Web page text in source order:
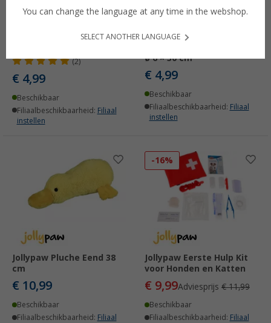
Drinkbakje Roestvrij
(2)
€ 4,99
Beschikbaar
Filiaalbeschikbaarheid: Filiaal
instellen
met Bal
ø 6 × 30 cm
€ 4,99
Beschikbaar
Filiaalbeschikbaarheid: Filiaal
instellen
Jollypaw Pluche Eend 38
cm
€ 10,99
Beschikbaar
Filiaalbeschikbaarheid: Filiaal
-16%
Jollypaw Eerste Hulp Kit
voor Honden en Katten
€ 9,99Adviesprijs € 11,99
Beschikbaar
Filiaalbeschikbaarheid: Filiaal
You can change the language at any time in the webshop.
SELECT ANOTHER LANGUAGE